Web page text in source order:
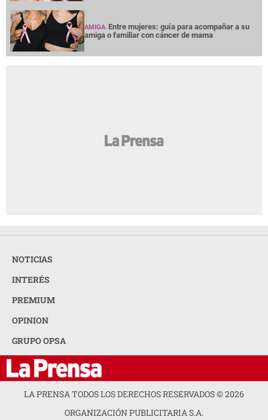
AMIGA Entre mujeres: guía para acompañar a su
amiga o familiar con cáncer de mama
NOTICIAS
INTERÉS
PREMIUM
OPINION
GRUPO OPSA
LA PRENSA TODOS LOS DERECHOS RESERVADOS ©2026
ORGANIZACIÓN PUBLICITARIA S.A.